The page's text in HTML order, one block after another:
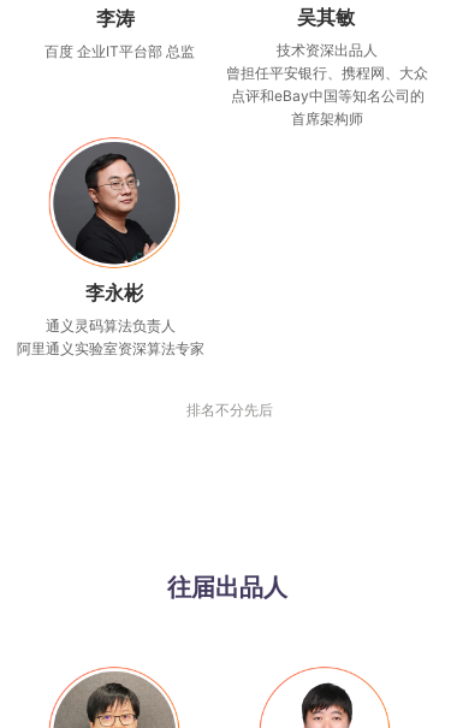
李涛
百度 企业IT平台部 总监
吴其敏
技术资深出品人
曾担任平安银行、携程网、大众
点评和eBay中国等知名公司的
首席架构师
李永彬
通义灵码算法负责人
阿里通义实验室资深算法专家
排名不分先后
往届出品人